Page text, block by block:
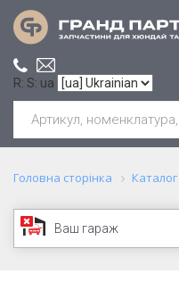
R: S: ua
Головна сторінка Каталог
Ваш гараж